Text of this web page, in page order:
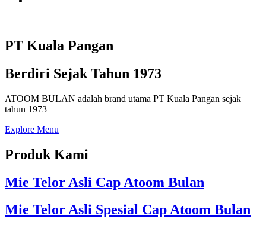
PT Kuala Pangan
Berdiri Sejak Tahun 1973
ATOOM BULAN adalah brand utama PT Kuala Pangan sejak
tahun 1973
Explore Menu
Produk Kami
Mie Telor Asli Cap Atoom Bulan
Mie Telor Asli Spesial Cap Atoom Bulan